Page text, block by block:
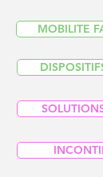
MOBILITE